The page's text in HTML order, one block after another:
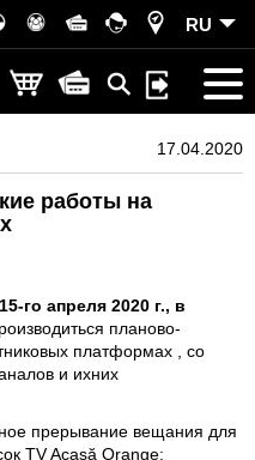
RU
17.04.2020
работы на
15-го апреля 2020 г., в
планово-
платформах , со
и ихних
прерывание вещания для
TV Acasă Orange: